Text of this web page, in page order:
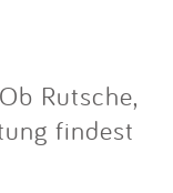
Rutsche,
findest